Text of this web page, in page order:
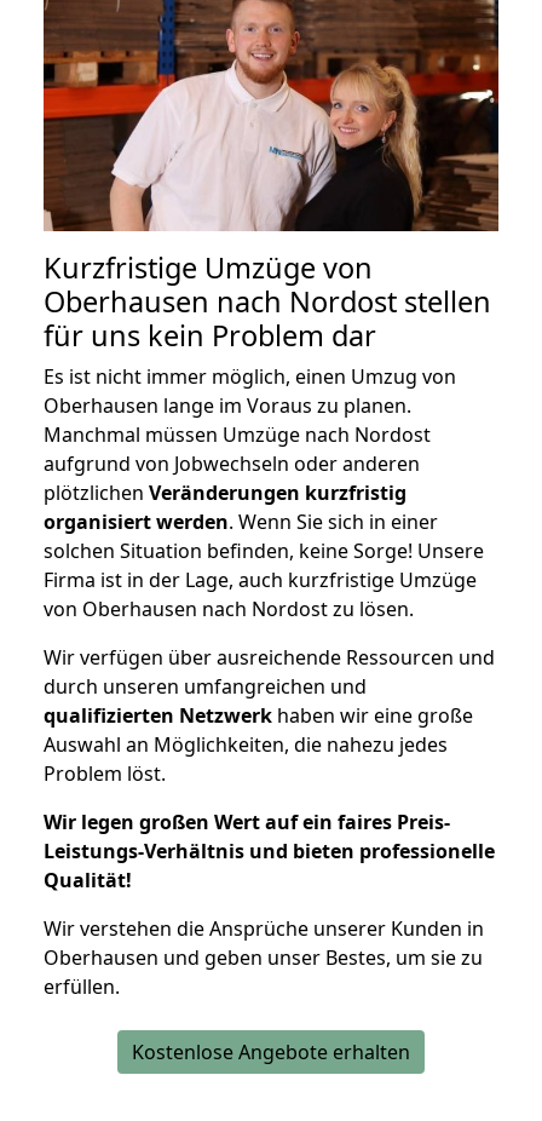
Kurzfristige Umzüge von
Oberhausen nach Nordost stellen
für uns kein Problem dar
Es ist nicht immer möglich, einen Umzug von
Oberhausen lange im Voraus zu planen.
Manchmal müssen Umzüge nach Nordost
aufgrund von Jobwechseln oder anderen
plötzlichen Veränderungen kurzfristig
organisiert werden. Wenn Sie sich in einer
solchen Situation befinden, keine Sorge! Unsere
Firma ist in der Lage, auch kurzfristige Umzüge
von Oberhausen nach Nordost zu lösen.
Wir verfügen über ausreichende Ressourcen und
durch unseren umfangreichen und
qualifizierten Netzwerk haben wir eine große
Auswahl an Möglichkeiten, die nahezu jedes
Problem löst.
Wir legen großen Wert auf ein faires Preis-
Leistungs-Verhältnis und bieten professionelle
Qualität!
Wir verstehen die Ansprüche unserer Kunden in
Oberhausen und geben unser Bestes, um sie zu
erfüllen.
Kostenlose Angebote erhalten